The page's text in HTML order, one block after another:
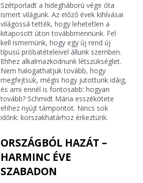
Szétporladt a hidegháború vége óta
ismert világunk. Az előző évek kihívásai
világossá tették, hogy lehetetlen a
kitaposott úton továbbmennünk. Fel
kell ismernünk, hogy egy új rend új
típusú próbatételeivel állunk szemben.
Ehhez alkalmazkodnunk létszükséglet.
Nem halogathatjuk tovább, hogy
megfejtsük, mégis hogy jutottunk idáig,
és ami ennél is fontosabb: hogyan
tovább? Schmidt Mária esszékötete
ehhez nyújt támpontot. Nincs sok
időnk: korszakhatárhoz érkeztünk.
ORSZÁGBÓL HAZÁT –
HARMINC ÉVE
SZABADON